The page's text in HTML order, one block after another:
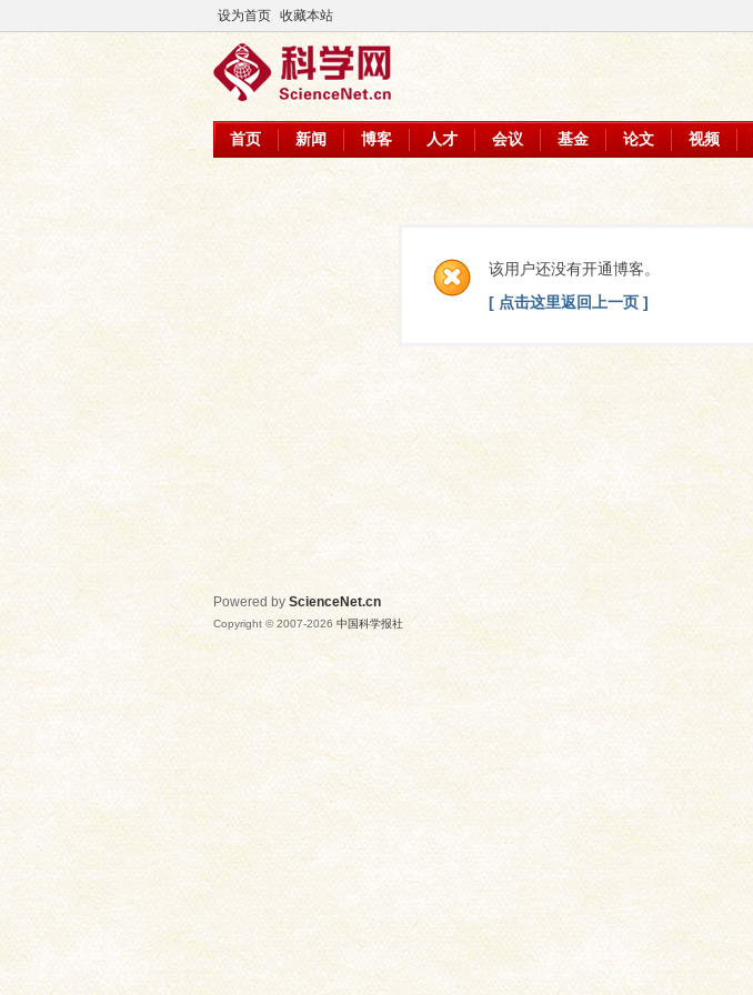
设为首页 收藏本站
首页 新闻 博客 人才 会议 基金 论文 视频
该用户还没有开通博客。
[ 点击这里返回上一页 ]
Powered by ScienceNet.cn
Copyright © 2007-2026中国科学报社